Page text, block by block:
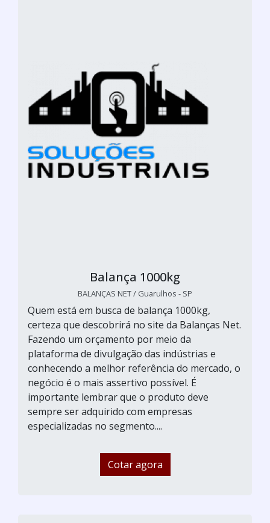
Balança 1000kg
BALANÇAS NET / Guarulhos - SP
Quem está em busca de balança 1000kg,
certeza que descobrirá no site da Balanças Net.
Fazendo um orçamento por meio da
plataforma de divulgação das indústrias e
conhecendo a melhor referência do mercado, o
negócio é o mais assertivo possível. É
importante lembrar que o produto deve
sempre ser adquirido com empresas
especializadas no segmento....
Cotar agora